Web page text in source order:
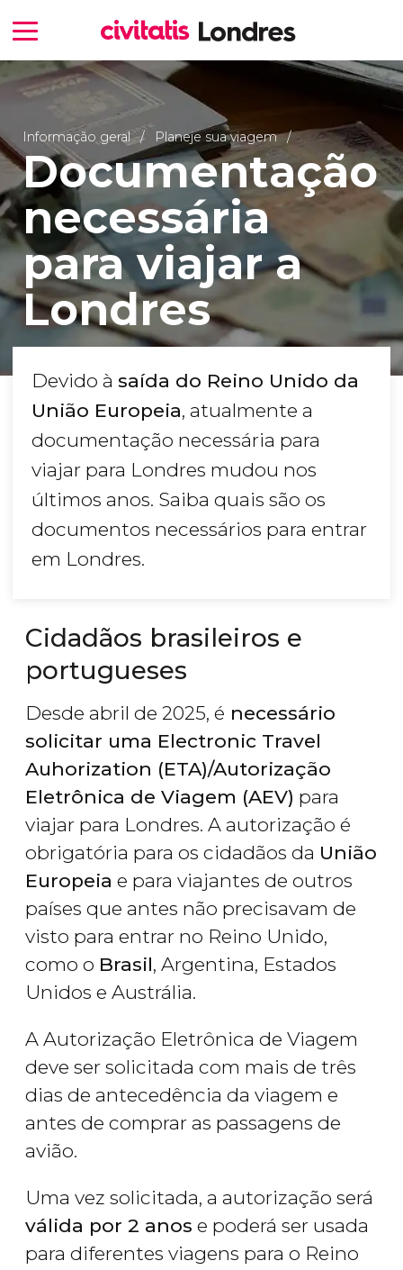
Informação geral Planeje sua viagem
Documentação
necessária
para viajar a
Londres
Devido à saída do Reino Unido da
União Europeia, atualmente a
documentação necessária para
viajar para Londres mudou nos
últimos anos. Saiba quais são os
documentos necessários para entrar
em Londres.
Cidadãos brasileiros e
portugueses
Desde abril de 2025, é necessário
solicitar uma Electronic Travel
Auhorization (ETA)/Autorização
Eletrônica de Viagem (AEV) para
viajar para Londres. A autorização é
obrigatória para os cidadãos da União
Europeia e para viajantes de outros
países que antes não precisavam de
visto para entrar no Reino Unido,
como o Brasil, Argentina, Estados
Unidos e Austrália.
A Autorização Eletrônica de Viagem
deve ser solicitada com mais de três
dias de antecedência da viagem e
antes de comprar as passagens de
avião.
Uma vez solicitada, a autorização será
válida por 2 anos e poderá ser usada
para diferentes viagens para o Reino